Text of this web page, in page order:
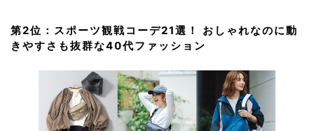
第2位：スポーツ観戦コーデ21選！ おしゃれなのに動
きやすさも抜群な40代ファッション